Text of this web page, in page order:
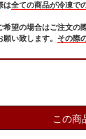
は全ての商品が冷凍で
希望の場合はご注文の
い致します。 その際
この商